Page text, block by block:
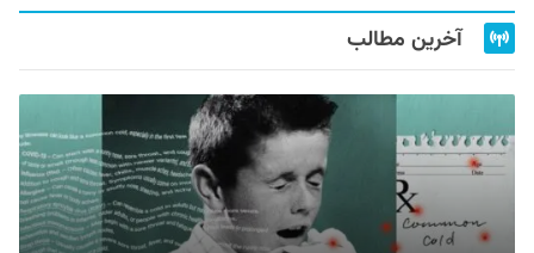
آخرین مطالب